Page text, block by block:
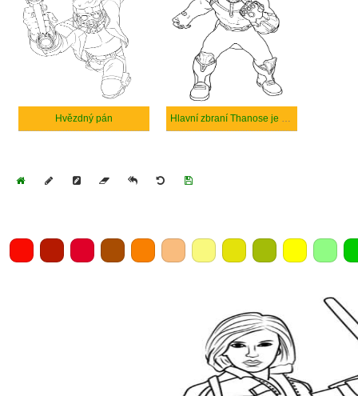
Hvězdný pán Hlavní zbraní Thanose je rukavice nekonečna